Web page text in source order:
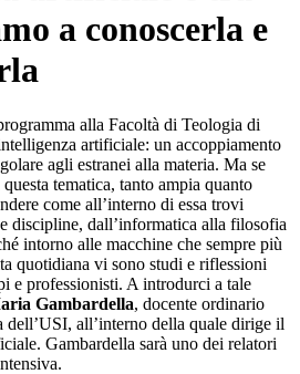
a conoscerla e
alla Facoltà di Teologia di
artificiale: un accoppiamento
agli estranei alla materia. Ma se
tematica, tanto ampia quanto
come all’interno di essa trovi
discipline, dall’informatica alla filosofia
intorno alle macchine che sempre più
quotidiana vi sono studi e riflessioni
e professionisti. A introdurci a tale
Gambardella, docente ordinario
all’interno della quale dirige il
Gambardella sarà uno dei relatori